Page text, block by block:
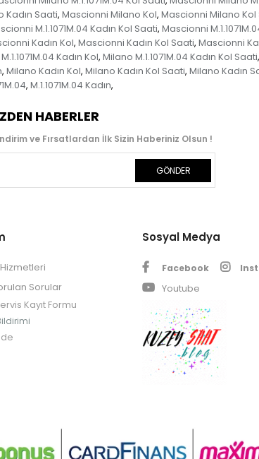
Kadın Saati, Mascionni Milano Kol, Mascionni Milano Kol
M.1.1071M.04 Kadın Kol Saati, Mascionni
Kadın Kol, Mascionni Kadın Kol Saati, Mascionni
Kadın Kol, Milano M.1.1071M.04 Kadın Kol Saati,
, Milano Kadın Kol, Milano Kadın Kol Saati, Milano Kadın
, M.1.1071M.04 Kadın,
HABERLER
ve Fırsatlardan İlk Sizin Haberiniz Olsun !
GÖNDER
Sorular
Kayıt Formu
Sosyal Medya
Facebook
Youtube